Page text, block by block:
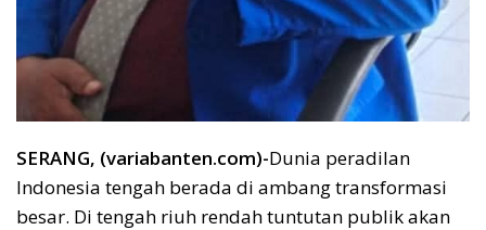
SERANG, (variabanten.com)-Dunia peradilan
Indonesia tengah berada di ambang transformasi
besar. Di tengah riuh rendah tuntutan publik akan